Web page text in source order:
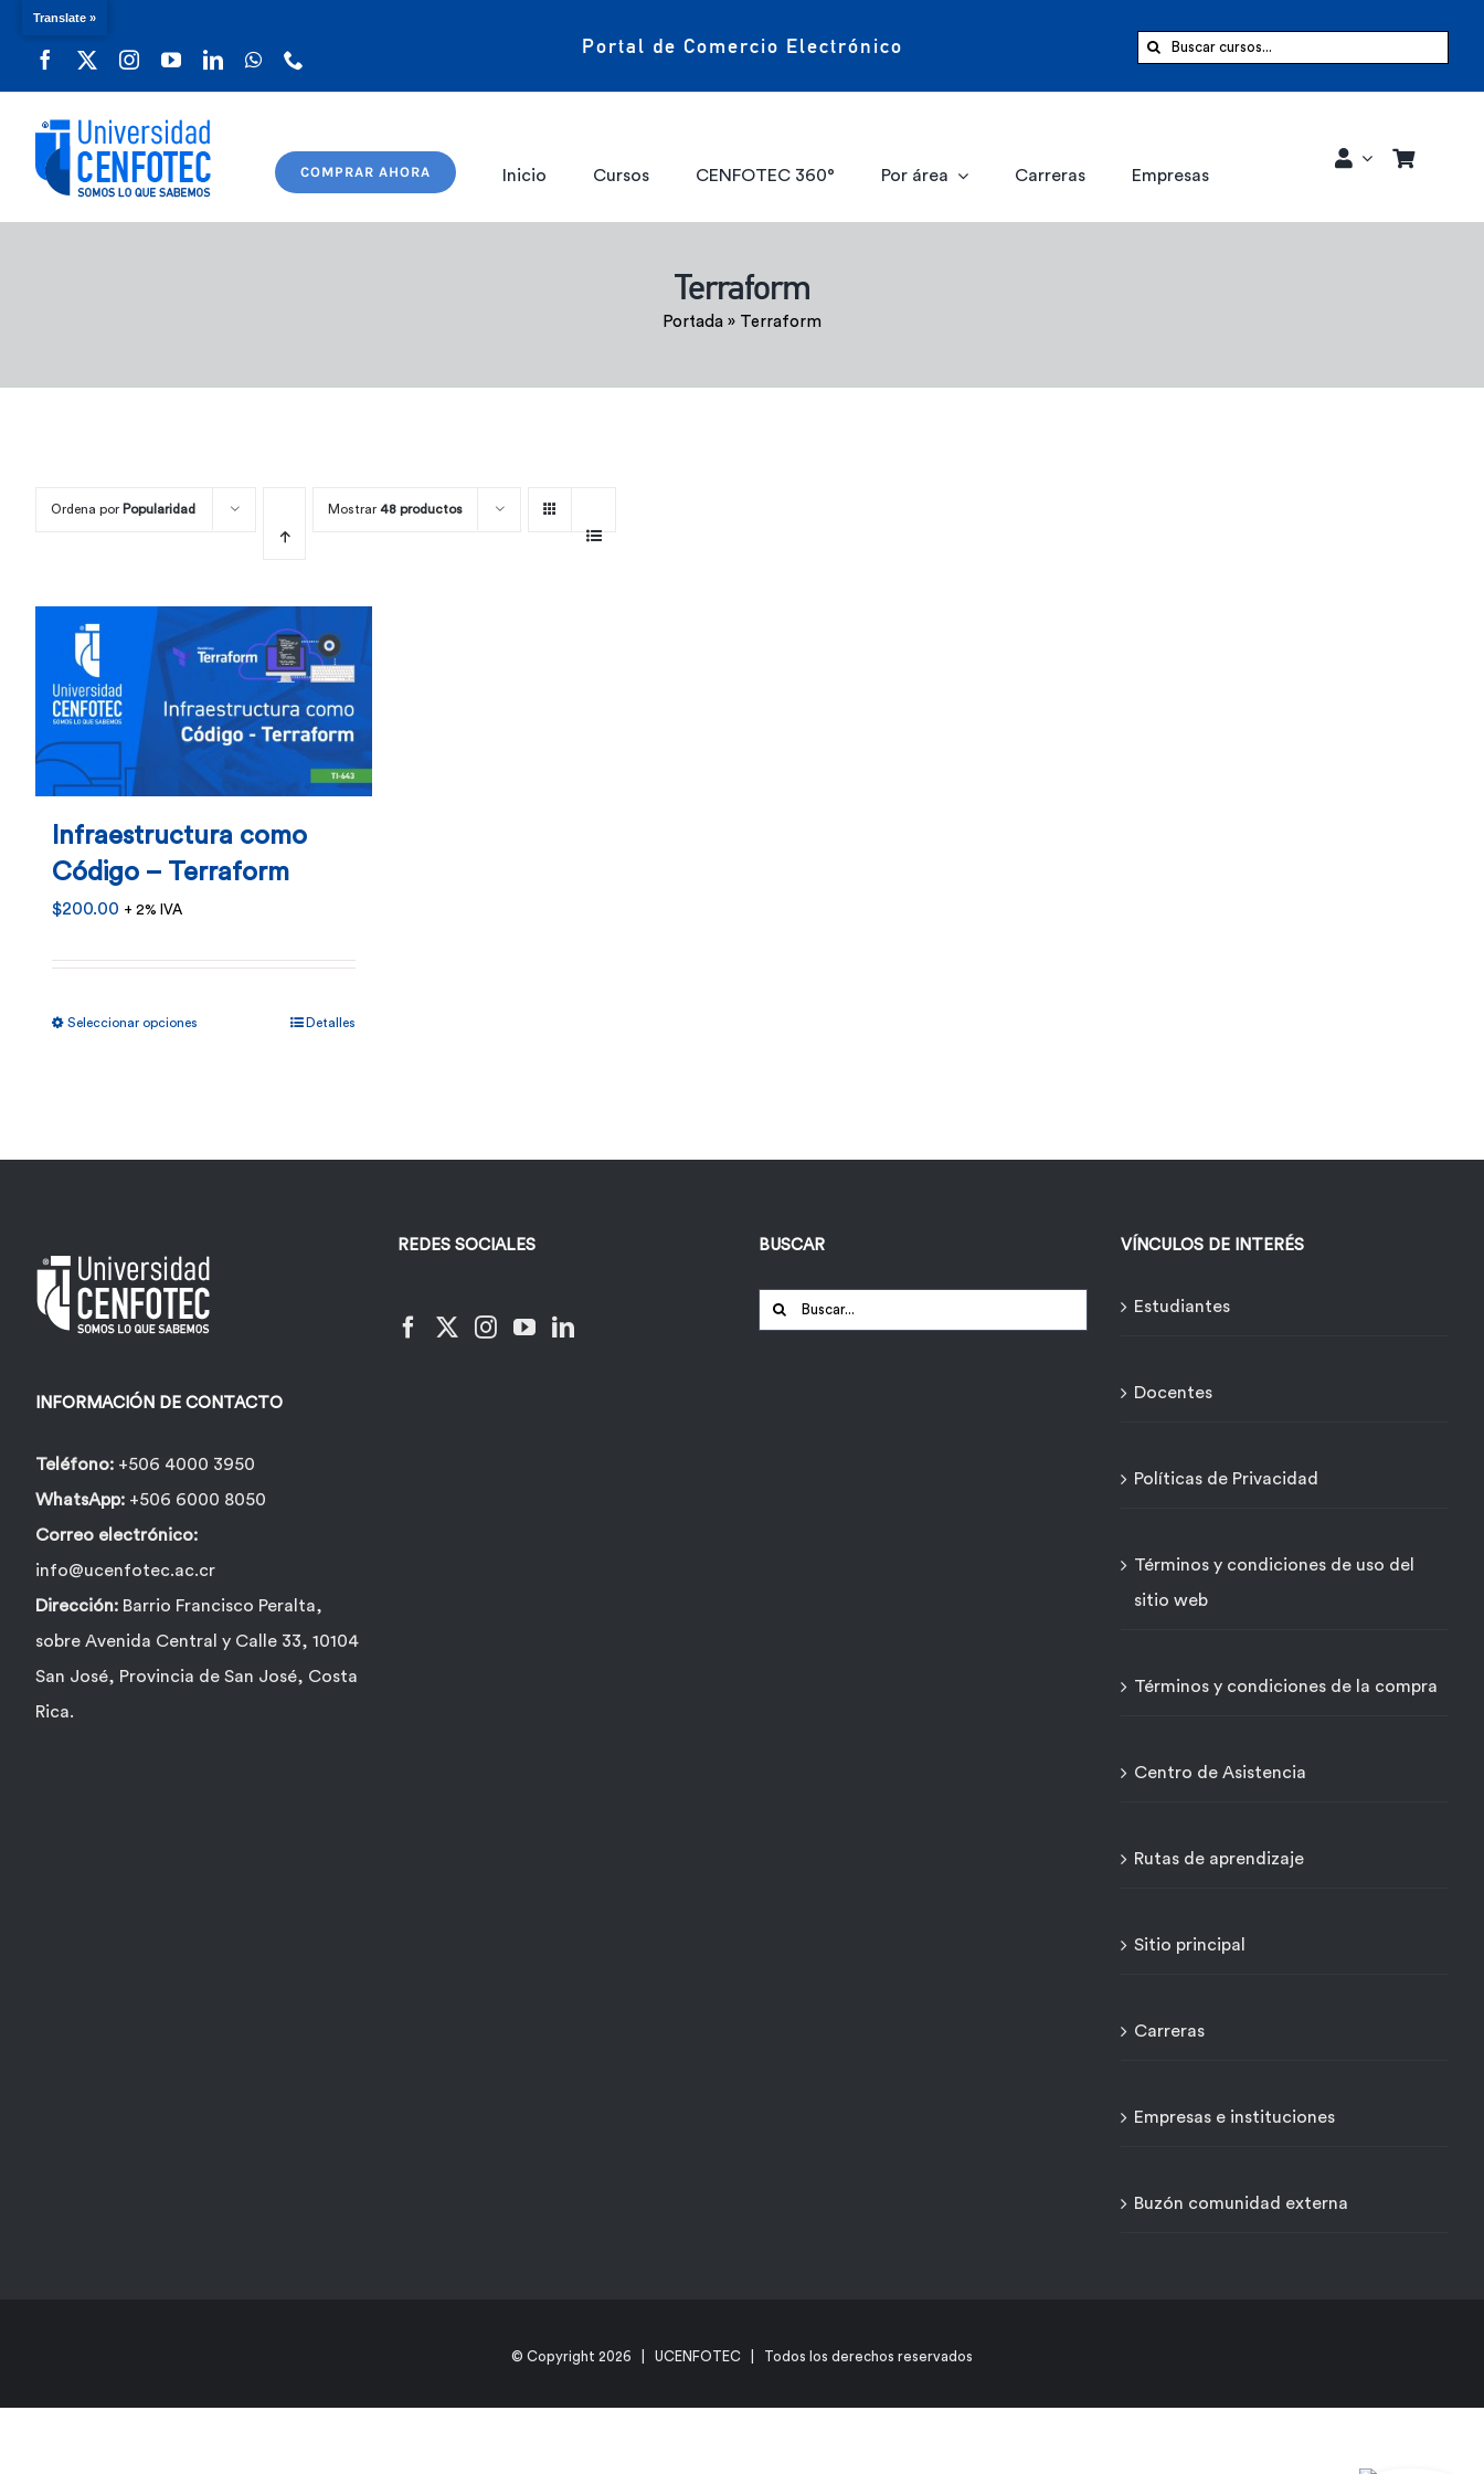
Portal de Comercio Electrónico Buscar:
COMPRAR AHORA Inicio Cursos CENFOTEC 360° Por área Carreras Empresas
Terraform
Portada » Terraform
Ordena por Popularidad Mostrar 48 productos
Infraestructura como
Código – Terraform
$200.00 + 2% IVA
Seleccionar opciones
pueden
elegir
de
producto
Detalles
INFORMACIÓN DE CONTACTO
Teléfono: +506 4000 3950
WhatsApp: +506 6000 8050
Correo electrónico:
info@ucenfotec.ac.cr
Dirección: Barrio Francisco Peralta,
sobre Avenida Central y Calle 33, 10104
San José, Provincia de San José, Costa
Rica.
REDES SOCIALES BUSCAR
Buscar:
VÍNCULOS DE INTERÉS
Estudiantes
Docentes
Políticas de Privacidad
Términos y condiciones de uso del
sitio web
Términos y condiciones de la compra
Centro de Asistencia
Rutas de aprendizaje
Sitio principal
Carreras
Empresas e instituciones
Buzón comunidad externa
© Copyright 2026 | UCENFOTEC | Todos los derechos reservados
Translate »